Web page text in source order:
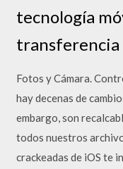
tecnología
transferencia
Fotos y Cámara.
hay decenas de
embargo, son
todos nuestros
crackeadas de iOS te